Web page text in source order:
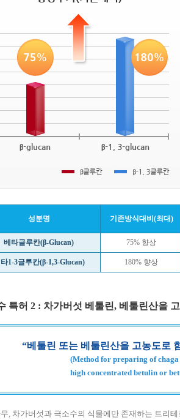
성분명 기존방식대비(최대)
베타글루칸(β-Glucan) 75% 향상
1-3글루칸(β-1,3-Glucan) 180% 향상
특허 2 : 차가버섯 베툴린, 베툴린산을
“베툴린 또는 베툴린산을 고농도로
(Method for preparing of
high concentrated betulin or
, 차가버섯과 극소수의 식물에만 존재하는 트리